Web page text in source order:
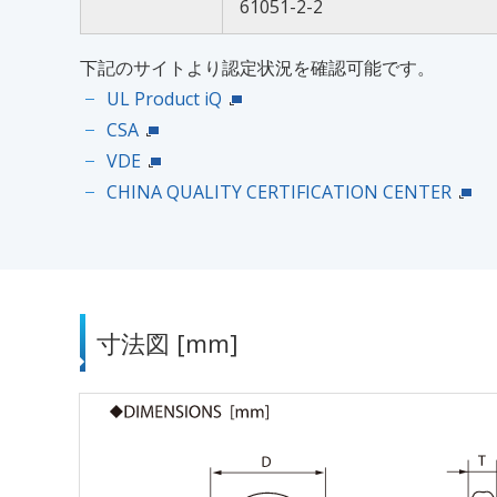
61051-2-2
下記のサイトより認定状況を確認可能です。
UL Product iQ
CSA
VDE
CHINA QUALITY CERTIFICATION CENTER
寸法図 [mm]